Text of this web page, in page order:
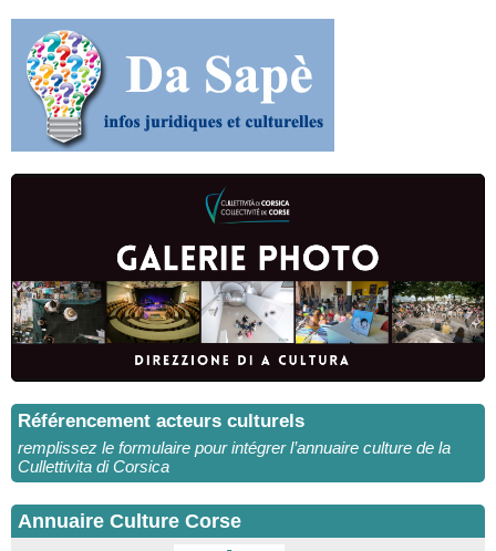
Référencement acteurs culturels
remplissez le formulaire pour intégrer l’annuaire culture de la
Cullettivita di Corsica
Annuaire Culture Corse